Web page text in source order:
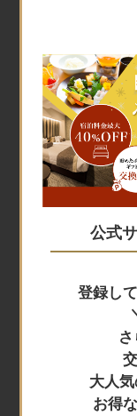
公式
登録し
大人
お得